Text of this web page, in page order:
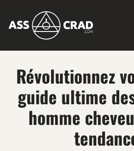
Révolutionnez
guide ultime
homme